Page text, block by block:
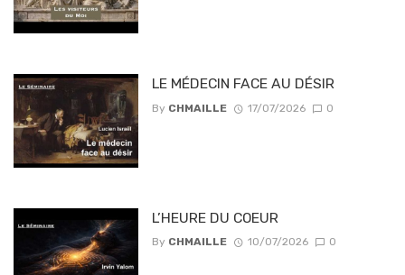
LE MÉDECIN FACE AU DÉSIR
By CHMAILLE 17/07/2026 0
L’HEURE DU COEUR
By CHMAILLE 10/07/2026 0